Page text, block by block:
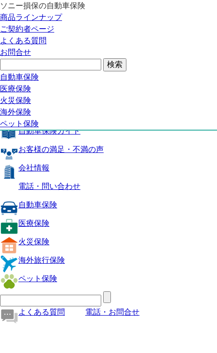
ソニー損保の自動車保険
商品ラインナップ
ご契約者ページ
よくある質問
お問合せ
自動車保険
医療保険
火災保険
海外保険
ペット保険
自動車保険トップ
商品の特長
補償内容
自動車保険ガイド
お客様の満足・不満の声
自動車保険トップ
商品の特長
補償内容
自動車保険ガイド
お客様の満足・不満の声
会社情報
電話・問い合わせ
自動車保険
医療保険
火災保険
海外旅行保険
ペット保険
よくある質問 電話・お問合せ